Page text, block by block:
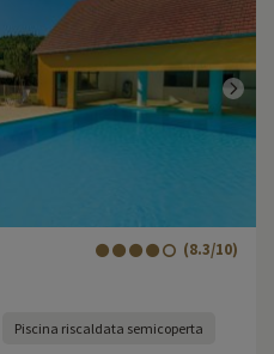
(8.3/10)
Piscina riscaldata semicoperta